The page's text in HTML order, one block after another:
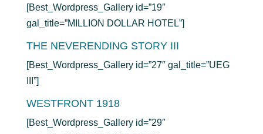
[Best_Wordpress_Gallery id=”19″
gal_title=”MILLION DOLLAR HOTEL”]
THE NEVERENDING STORY III
[Best_Wordpress_Gallery id=”27″ gal_title=”UEG
III”]
WESTFRONT 1918
[Best_Wordpress_Gallery id=”29″